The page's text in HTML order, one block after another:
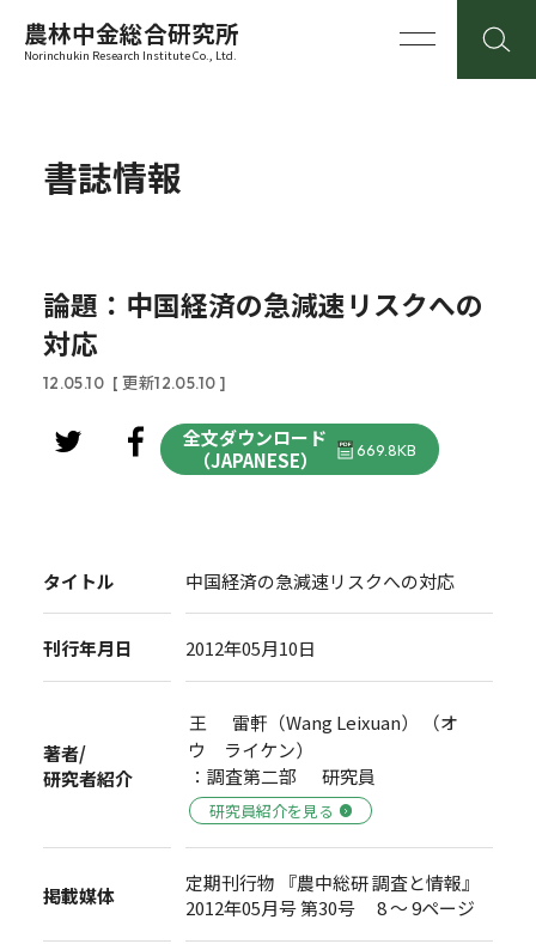
農林中金総合研究所
Norinchukin Research Institute Co., Ltd.
書誌情報
論題：中国経済の急減速リスクへの
対応
12.05.10 [ 更新12.05.10 ]
全文ダウンロード
（JAPANESE）
669.8KB
タイトル 中国経済の急減速リスクへの対応
刊行年月日 2012年05月10日
著者/
研究者紹介
王 雷軒（Wang Leixuan） （オ
ウ ライケン）
：調査第二部 研究員
研究員紹介を見る
掲載媒体
定期刊行物 『農中総研 調査と情報』
2012年05月号 第30号 8 ～ 9ページ